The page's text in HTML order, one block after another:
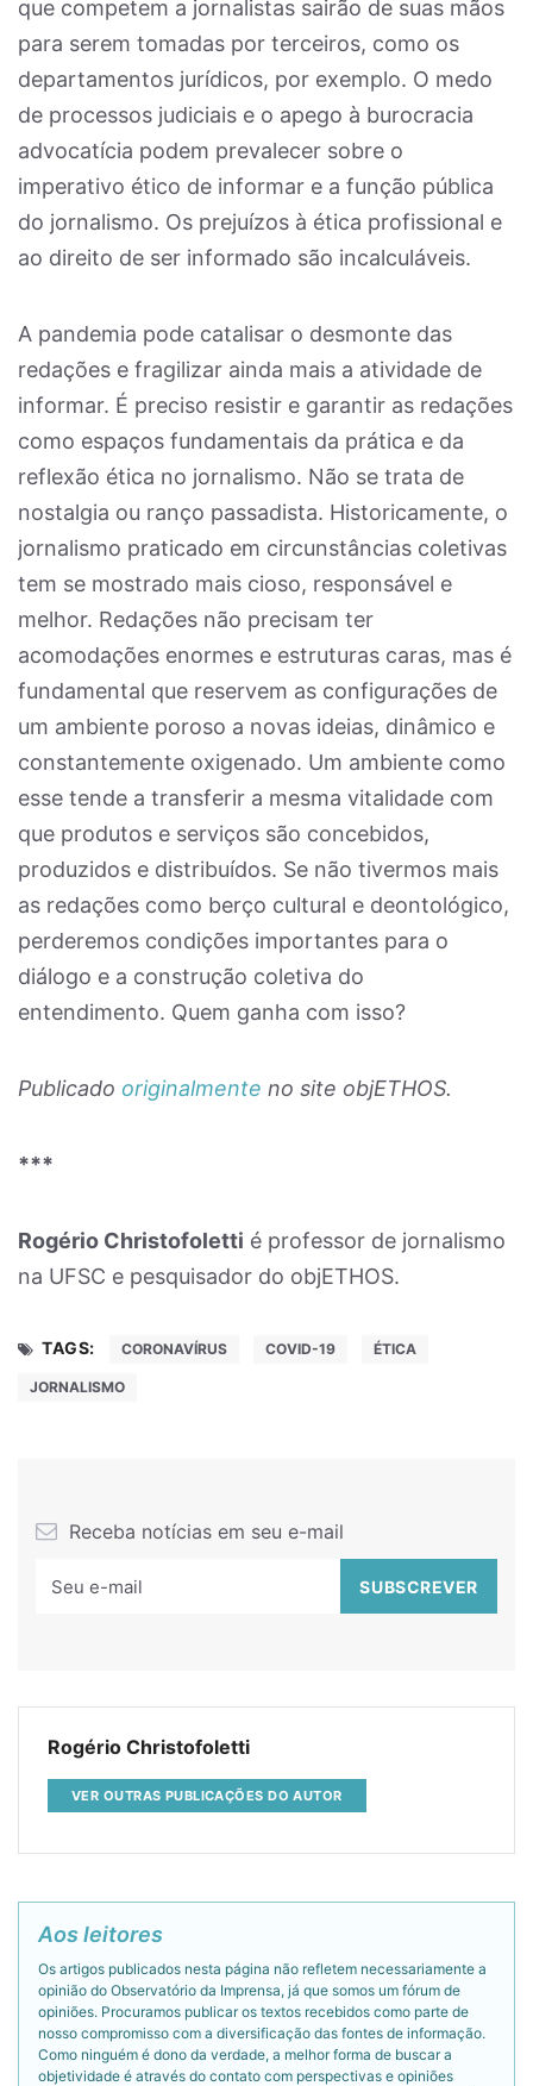
que competem a jornalistas sairão de suas mãos
para serem tomadas por terceiros, como os
departamentos jurídicos, por exemplo. O medo
de processos judiciais e o apego à burocracia
advocatícia podem prevalecer sobre o
imperativo ético de informar e a função pública
do jornalismo. Os prejuízos à ética profissional e
ao direito de ser informado são incalculáveis.
A pandemia pode catalisar o desmonte das
redações e fragilizar ainda mais a atividade de
informar. É preciso resistir e garantir as redações
como espaços fundamentais da prática e da
reflexão ética no jornalismo. Não se trata de
nostalgia ou ranço passadista. Historicamente, o
jornalismo praticado em circunstâncias coletivas
tem se mostrado mais cioso, responsável e
melhor. Redações não precisam ter
acomodações enormes e estruturas caras, mas é
fundamental que reservem as configurações de
um ambiente poroso a novas ideias, dinâmico e
constantemente oxigenado. Um ambiente como
esse tende a transferir a mesma vitalidade com
que produtos e serviços são concebidos,
produzidos e distribuídos. Se não tivermos mais
as redações como berço cultural e deontológico,
perderemos condições importantes para o
diálogo e a construção coletiva do
entendimento. Quem ganha com isso?
Publicado originalmente no site objETHOS.
***
Rogério Christofoletti é professor de jornalismo
na UFSC e pesquisador do objETHOS.
TAGS: CORONAVÍRUS COVID-19 ÉTICA
JORNALISMO
Receba notícias em seu e-mail
Rogério Christofoletti
VER OUTRAS PUBLICAÇÕES DO AUTOR
Aos leitores
Os artigos publicados nesta página não refletem necessariamente a
opinião do Observatório da Imprensa, já que somos um fórum de
opiniões. Procuramos publicar os textos recebidos como parte de
nosso compromisso com a diversificação das fontes de informação.
Como ninguém é dono da verdade, a melhor forma de buscar a
objetividade é através do contato com perspectivas e opiniões